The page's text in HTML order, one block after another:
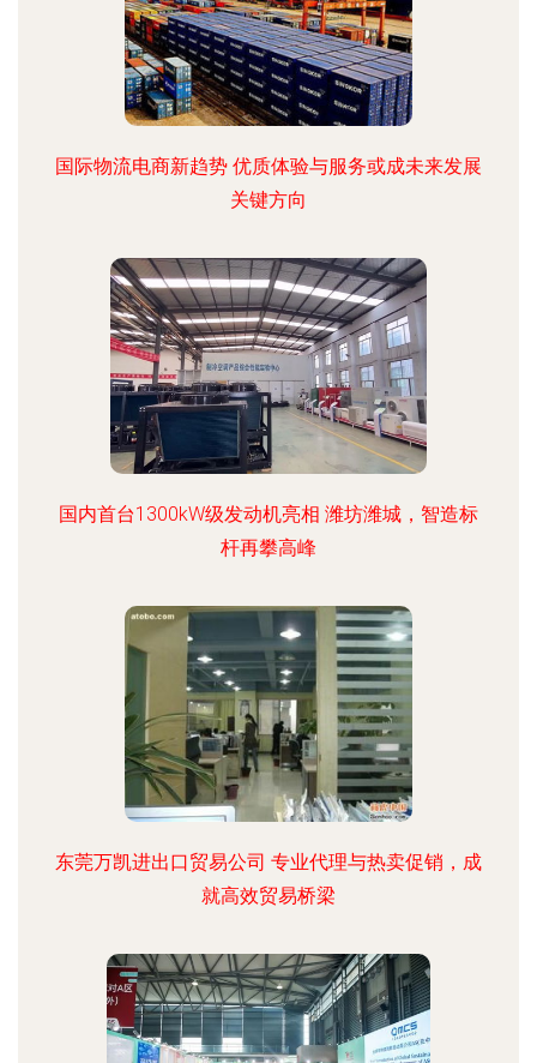
国际物流电商新趋势 优质体验与服务或成未来发展
关键方向
国内首台1300kW级发动机亮相 潍坊潍城，智造标
杆再攀高峰
东莞万凯进出口贸易公司 专业代理与热卖促销，成
就高效贸易桥梁